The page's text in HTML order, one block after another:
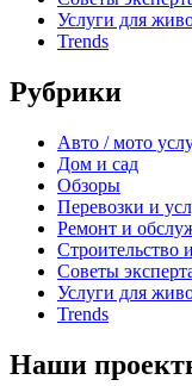
Услуги для
Trends
Рубрики
Авто / мото
Дом и сад
Обзоры
Перевозки и
Ремонт и
Строительство
Советы
Услуги для
Trends
Наши